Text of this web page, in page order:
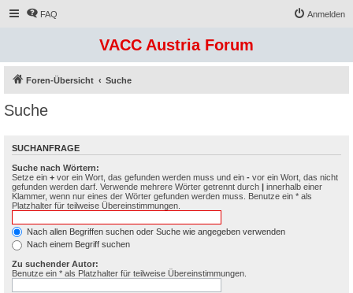
FAQ Anmelden
VACC Austria Forum
Foren-Übersicht Suche
Suche
SUCHANFRAGE
Suche nach Wörtern:
Setze ein + vor ein Wort, das gefunden werden muss und ein - vor ein Wort, das nicht
gefunden werden darf. Verwende mehrere Wörter getrennt durch | innerhalb einer
Klammer, wenn nur eines der Wörter gefunden werden muss. Benutze ein * als
Platzhalter für teilweise Übereinstimmungen.
Nach allen Begriffen suchen oder Suche wie angegeben verwenden
Nach einem Begriff suchen
Zu suchender Autor:
Benutze ein * als Platzhalter für teilweise Übereinstimmungen.